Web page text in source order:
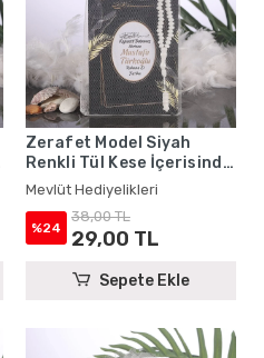
Zerafet Model Siyah
Renkli Tül Kese İçerisinde
Yasin Kitabı ve Tesbih -
Mevlüt Hediyelikleri
Mevlüt Hediyelikleri
%24
38,00 TL
29,00 TL
Sepete Ekle